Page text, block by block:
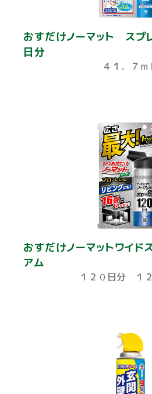
おすだけノーマット スプ
日分
４１．７ｍ
おすだけノーマットワイド
アム
１２０日分 １